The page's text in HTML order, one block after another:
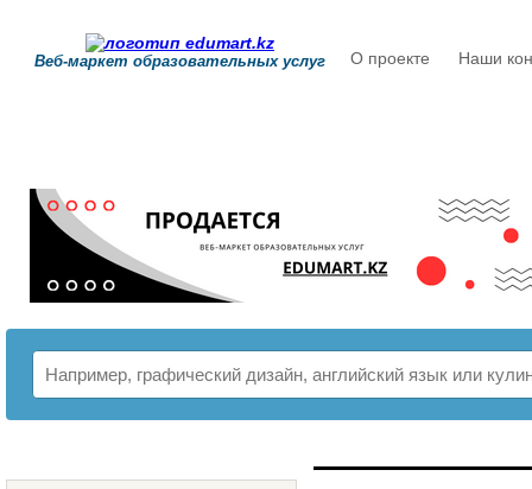
Веб-маркет образовательных услуг О проекте Наши